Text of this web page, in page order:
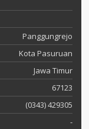
Panggungrejo
Kota Pasuruan
Jawa Timur
67123
(0343) 429305
-